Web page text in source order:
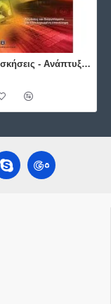
300+x ασκήσεις - Ανάπτυξη Εφαρμογών σε Προγραμματιστικό Περιβάλλον ΕΛΛΗΝΟΕΚΔΟΤΙΚΗ